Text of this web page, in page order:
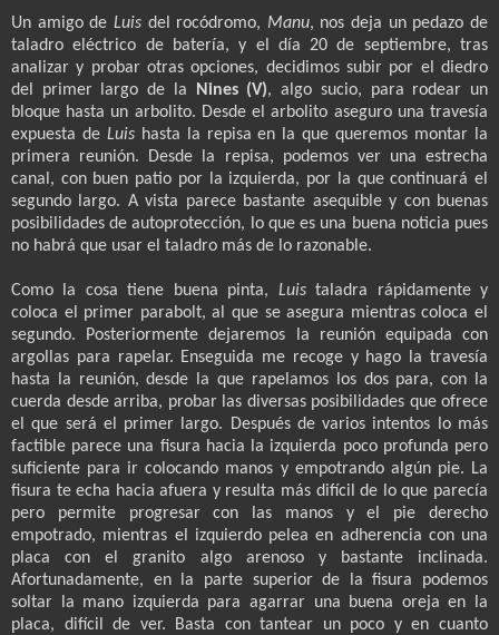
Un amigo de Luis del rocódromo, Manu, nos deja un pedazo de
taladro eléctrico de batería, y el día 20 de septiembre, tras
analizar y probar otras opciones, decidimos subir por el diedro
del primer largo de la
Nines (V), algo sucio, para rodear un
bloque hasta un arbolito. Desde el arbolito aseguro una travesía
expuesta de Luis hasta la repisa en la que queremos montar la
primera reunión. Desde la repisa, podemos ver una estrecha
canal, con buen patio por la izquierda, por la que continuará el
segundo largo. A vista parece bastante asequible y con buenas
posibilidades de autoprotección, lo que es una buena noticia pues
no habrá que usar el taladro más de lo razonable.
Como la cosa tiene buena pinta, Luistaladra rápidamente y
coloca el primer parabolt, al que se asegura mientras coloca el
segundo. Posteriormente dejaremos la reunión equipada con
argollas para rapelar. Enseguida me recoge y hago la travesía
hasta la reunión, desde la que rapelamos los dos para, con la
cuerda desde arriba, probar las diversas posibilidades que ofrece
el que será el primer largo. Después de varios intentos lo más
factible parece una fisura hacia la izquierda poco profunda pero
suficiente para ir colocando manos y empotrando algún pie. La
fisura te echa hacia afuera y resulta más difícil de lo que parecía
pero permite progresar con las manos y el pie derecho
empotrado, mientras el izquierdo pelea en adherencia con una
placa con el granito algo arenoso y bastante inclinada.
Afortunadamente, en la parte superior de la fisura podemos
soltar la mano izquierda para agarrar una buena oreja en la
placa, difícil de ver. Basta con tantear un poco y en cuanto